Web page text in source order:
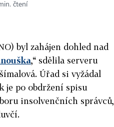
čtení
byl zahájen dohled nad
,“ sdělila serveru
Úřad si vyžádal
je po obdržení spisu
insolvenčních správců,